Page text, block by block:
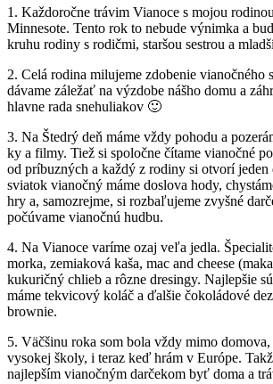
1. Každoročne trávim Vianoce s mojou
Minnesote. Tento rok to nebude výnimka a
kruhu rodiny s rodičmi, staršou sestrou a
2. Celá rodina milujeme zdobenie vianočného
dávame záležať na výzdobe nášho domu a
hlavne rada snehuliakov 🙂
3. Na Štedrý deň máme vždy pohodu a
ky a filmy. Tiež si spoločne čítame vianočné
od príbuzných a každý z rodiny si otvorí
sviatok vianočný máme doslova hody,
hry a, samozrejme, si rozbaľujeme zvyšné
počúvame vianočnú hudbu.
4. Na Vianoce varíme ozaj veľa jedla.
morka, zemiaková kaša, mac and cheese
kukuričný chlieb a rôzne dresingy. Najlepšie
máme tekvicový koláč a ďalšie čokoládové
brownie.
5. Väčšinu roka som bola vždy mimo
vysokej školy, i teraz keď hrám v Európe.
najlepším vianočným darčekom byť doma a